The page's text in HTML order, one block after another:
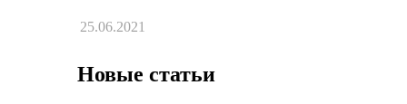
25.06.2021
Новые статьи